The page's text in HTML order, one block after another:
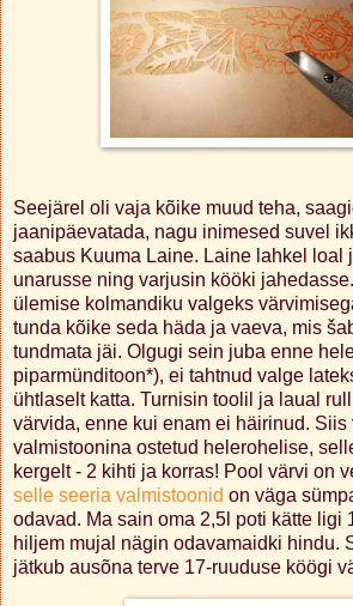
Seejärel oli vaja kõike muud teha,
jaanipäevatada, nagu inimesed suvel
saabus Kuuma Laine. Laine lahkel loal
unarusse ning varjusin kööki
ülemise kolmandiku valgeks
tunda kõike seda häda ja vaeva, mis
tundmata jäi. Olgugi sein juba enne
piparmünditoon*), ei tahtnud valge
ühtlaselt katta. Turnisin toolil ja laual
värvida, enne kui enam ei häirinud. Siis
valmistoonina ostetud helerohelise,
kergelt - 2 kihti ja korras! Pool värvi on
selle seeria valmistoonid on väga
odavad. Ma sain oma 2,5l poti kätte ligi
hiljem mujal nägin odavamaidki hindu.
jätkub ausõna terve 17-ruuduse köögi